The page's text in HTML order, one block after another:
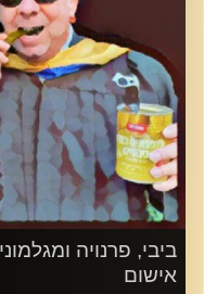
ביבי, פרנויה
אישום